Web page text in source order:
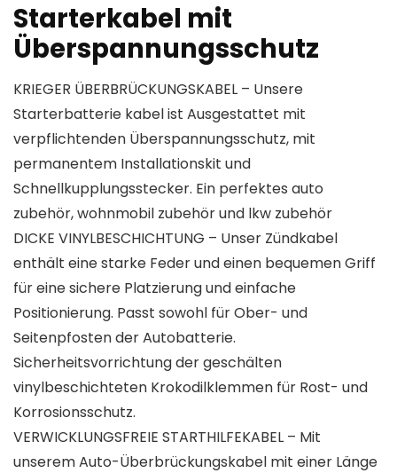
Starterkabel mit
Überspannungsschutz
KRIEGER ÜBERBRÜCKUNGSKABEL – Unsere
Starterbatterie kabel ist Ausgestattet mit
verpflichtenden Überspannungsschutz, mit
permanentem Installationskit und
Schnellkupplungsstecker. Ein perfektes auto
zubehör, wohnmobil zubehör und lkw zubehör
DICKE VINYLBESCHICHTUNG – Unser Zündkabel
enthält eine starke Feder und einen bequemen Griff
für eine sichere Platzierung und einfache
Positionierung. Passt sowohl für Ober- und
Seitenpfosten der Autobatterie.
Sicherheitsvorrichtung der geschälten
vinylbeschichteten Krokodilklemmen für Rost- und
Korrosionsschutz.
VERWICKLUNGSFREIE STARTHILFEKABEL – Mit
unserem Auto-Überbrückungskabel mit einer Länge